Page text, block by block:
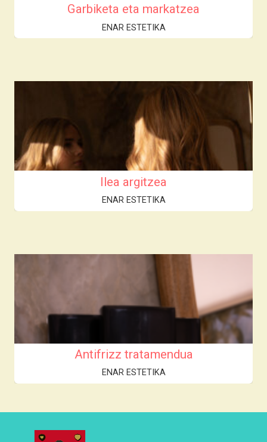
Garbiketa eta markatzea
ENAR ESTETIKA
Ilea argitzea
ENAR ESTETIKA
Antifrizz tratamendua
ENAR ESTETIKA